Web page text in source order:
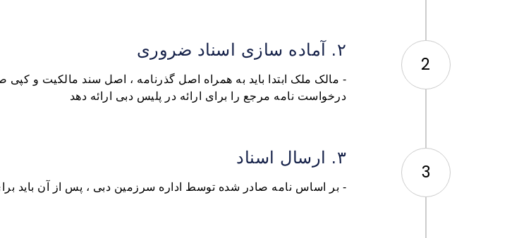
2
۲. آماده سازی اسناد ضروری
- مالک ملک ابتدا باید به همراه اصل گذرنامه ، اصل سند مالکیت و
درخواست نامه مرجع را برای ارائه در پلیس دبی ارائه دهد
3
۳. ارسال اسناد
- بر اساس نامه صادر شده توسط اداره سرزمین دبی ، پس از آن باید